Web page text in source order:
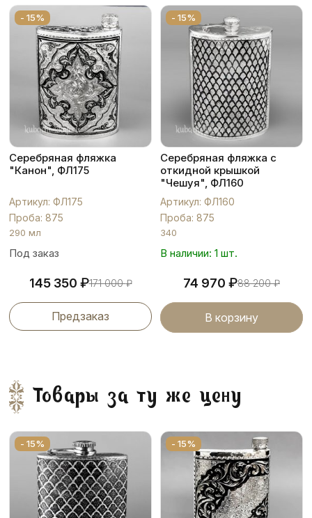
- 15%
Серебряная фляжка
"Канон", ФЛ175
Артикул: ФЛ175
Проба: 875
290 мл
Под заказ
145 350 ₽171 000₽
Предзаказ
- 15%
Серебряная фляжка с
откидной крышкой
"Чешуя", ФЛ160
Артикул: ФЛ160
Проба: 875
340
В наличии: 1 шт.
74 970 ₽88 200₽
В корзину
Товары за ту же цену
- 15% - 15%